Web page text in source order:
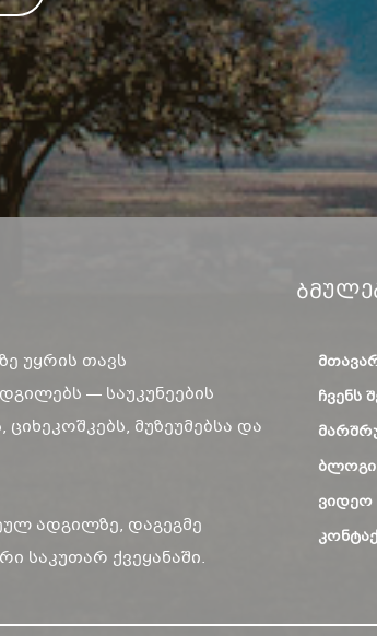
უყრის თავს
— საუკუნეების
მუზეუმებსა და
ადგილზე, დაგეგმე
საკუთარ ქვეყანაში.
ᲩᲕᲔᲜᲡ
ᲑᲚᲝᲒᲘ